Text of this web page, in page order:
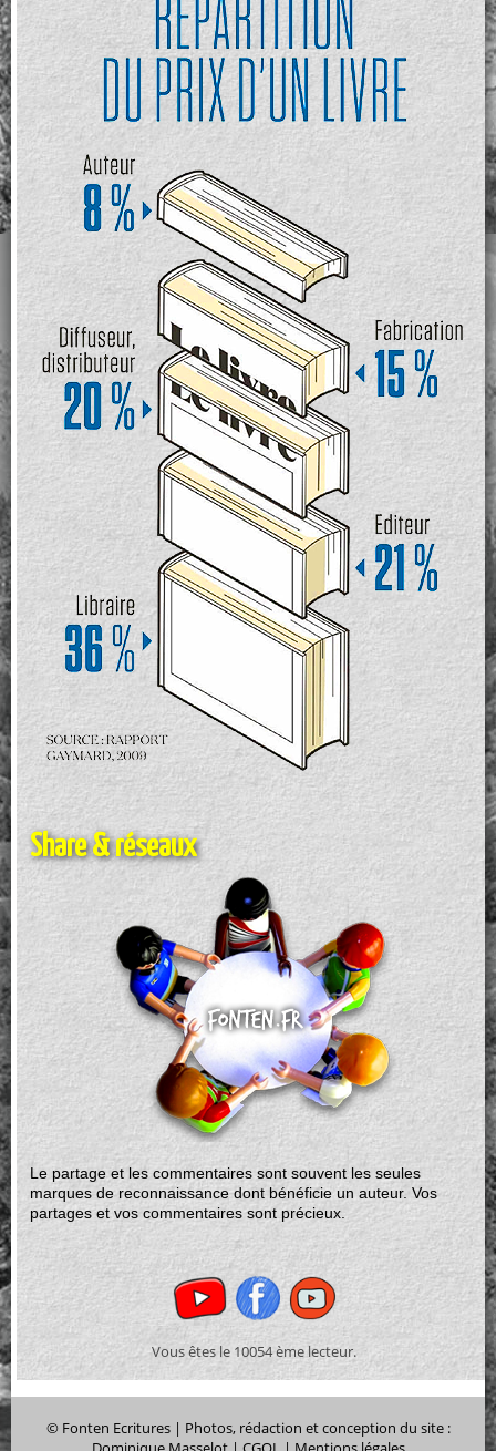
Share & réseaux
Le partage et les commentaires sont souvent les seules
marques de reconnaissance dont bénéficie un auteur. Vos
partages et vos commentaires sont précieux.
Vous êtes le 10054 ème lecteur.
© Fonten Ecritures | Photos, rédaction et conception du site :